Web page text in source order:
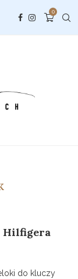
0
Hilfigera
do kluczy